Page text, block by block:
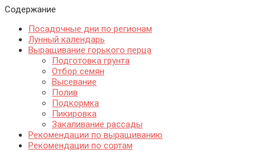
Содержание
Посадочные дни по регионам
Лунный календарь
Выращивание горького перца
Подготовка грунта
Отбор семян
Высевание
Полив
Подкормка
Пикировка
Закаливание рассады
Рекомендации по выращиванию
Рекомендации по сортам